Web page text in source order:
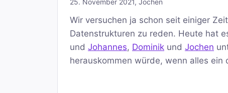
25. November 2021, Jochen
Wir versuchen ja schon seit einiger
Datenstrukturen zu reden. Heute hat
und Johannes, Dominik und Jochen
herauskommen würde, wenn alles ein